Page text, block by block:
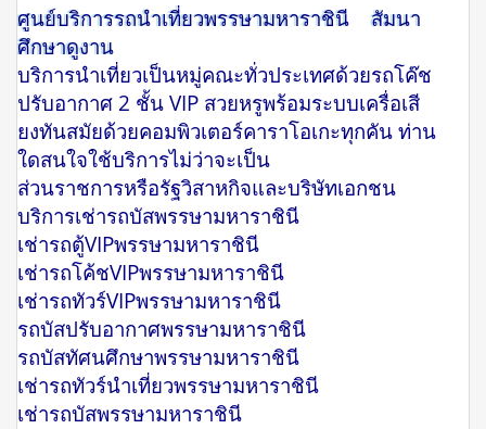
ศูนย์บริการรถนำเที่ยวพรรษามหาราชินี สัมนา
ศึกษาดูงาน
บริการนำเที่ยวเป็นหมู่คณะทั่วประเทศด้วยรถโค๊ช
ปรับอากาศ 2 ชั้น VIP สวยหรูพร้อมระบบเครื่อเสี
ยงทันสมัยด้วยคอมพิวเตอร์คาราโอเกะทุกคัน ท่าน
ใดสนใจใช้บริการไม่ว่าจะเป็น
ส่วนราชการหรือรัฐวิสาหกิจและบริษัทเอกชน
บริการเช่ารถบัสพรรษามหาราชินี
เช่ารถตู้VIPพรรษามหาราชินี
เช่ารถโค้ชVIPพรรษามหาราชินี
เช่ารถทัวร์VIPพรรษามหาราชินี
รถบัสปรับอากาศพรรษามหาราชินี
รถบัสทัศนศึกษาพรรษามหาราชินี
เช่ารถทัวร์นำเที่ยวพรรษามหาราชินี
เช่ารถบัสพรรษามหาราชินี